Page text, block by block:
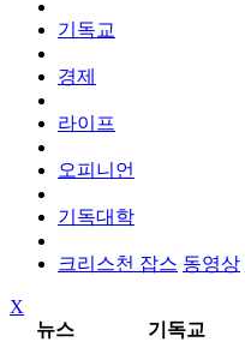
기독교
경제
라이프
오피니언
기독대학
크리스천 잡스 동영상
X
뉴스
기독교